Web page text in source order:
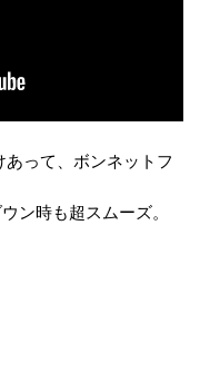
って、ボンネットフ
ン時も超スムーズ。